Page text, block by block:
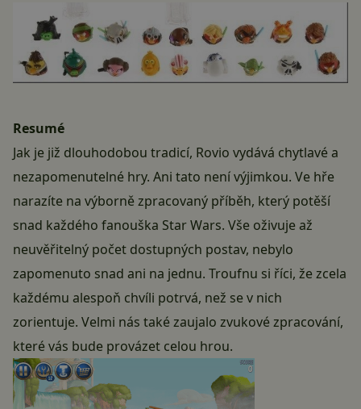
Resumé
Jak je již dlouhodobou tradicí, Rovio vydává chytlavé a
nezapomenutelné hry. Ani tato není výjimkou. Ve hře
narazíte na výborně zpracovaný příběh, který potěší
snad každého fanouška Star Wars. Vše oživuje až
neuvěřitelný počet dostupných postav, nebylo
zapomenuto snad ani na jednu. Troufnu si říci, že zcela
každému alespoň chvíli potrvá, než se v nich
zorientuje. Velmi nás také zaujalo zvukové zpracování,
které vás bude provázet celou hrou.